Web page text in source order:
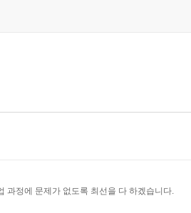
과정에 문제가 없도록 최선을 다 하겠습니다.